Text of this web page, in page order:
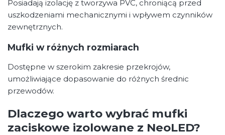
Posiadają izolację z tworzywa PVC, chroniącą przed
uszkodzeniami mechanicznymi i wpływem czynników
zewnętrznych.
Mufki w różnych rozmiarach
Dostępne w szerokim zakresie przekrojów,
umożliwiające dopasowanie do różnych średnic
przewodów.
Dlaczego warto wybrać mufki
zaciskowe izolowane z NeoLED?